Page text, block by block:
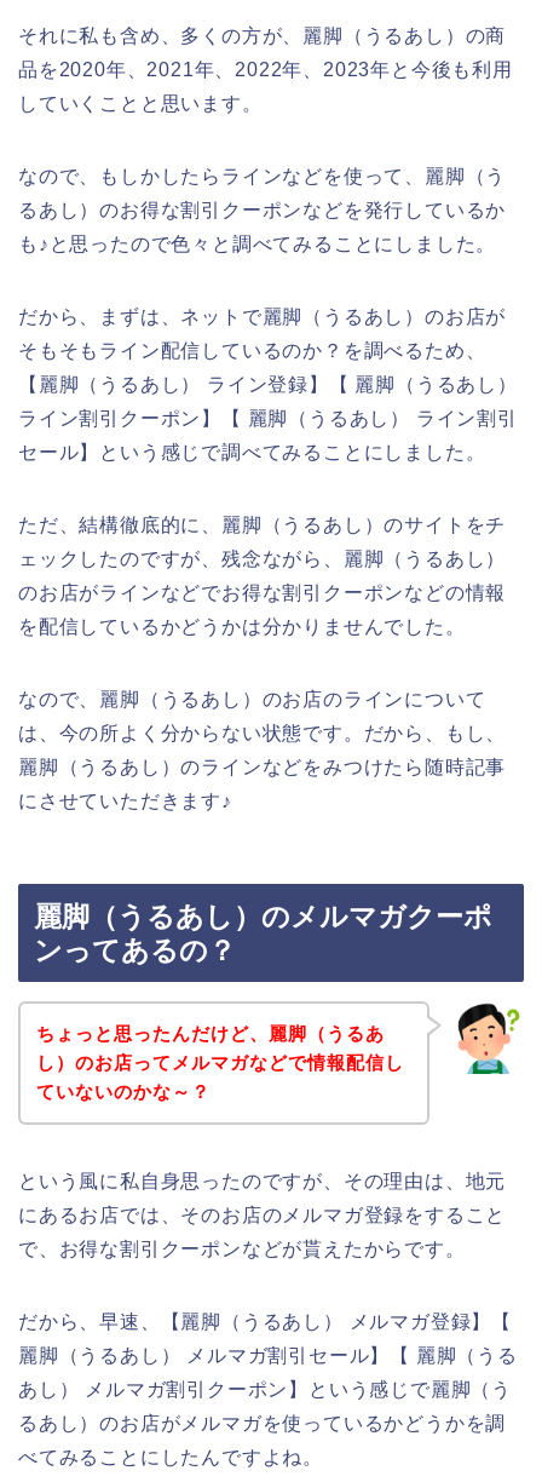
それに私も含め、多くの方が、麗脚（うるあし）の商
品を2020年、2021年、2022年、2023年と今後も利用
していくことと思います。
なので、もしかしたらラインなどを使って、麗脚（う
るあし）のお得な割引クーポンなどを発行しているか
も♪と思ったので色々と調べてみることにしました。
だから、まずは、ネットで麗脚（うるあし）のお店が
そもそもライン配信しているのか？を調べるため、
【麗脚（うるあし） ライン登録】【 麗脚（うるあし）
ライン割引クーポン】【 麗脚（うるあし） ライン割引
セール】という感じで調べてみることにしました。
ただ、結構徹底的に、麗脚（うるあし）のサイトをチ
ェックしたのですが、残念ながら、麗脚（うるあし）
のお店がラインなどでお得な割引クーポンなどの情報
を配信しているかどうかは分かりませんでした。
なので、麗脚（うるあし）のお店のラインについて
は、今の所よく分からない状態です。だから、もし、
麗脚（うるあし）のラインなどをみつけたら随時記事
にさせていただきます♪
麗脚（うるあし）のメルマガクーポ
ンってあるの？
ちょっと思ったんだけど、麗脚（うるあ
し）のお店ってメルマガなどで情報配信し
ていないのかな～？
という風に私自身思ったのですが、その理由は、地元
にあるお店では、そのお店のメルマガ登録をすること
で、お得な割引クーポンなどが貰えたからです。
だから、早速、【麗脚（うるあし） メルマガ登録】【
麗脚（うるあし） メルマガ割引セール】【 麗脚（うる
あし） メルマガ割引クーポン】という感じで麗脚（う
るあし）のお店がメルマガを使っているかどうかを調
べてみることにしたんですよね。